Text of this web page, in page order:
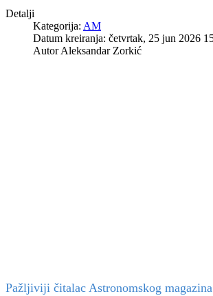
Detalji
Kategorija: AM
Datum kreiranja: četvrtak, 25 jun 2026
AutorAleksandar Zorkić
Pažljiviji čitalac Astronomskog